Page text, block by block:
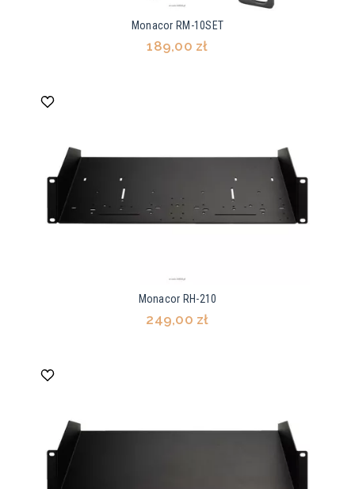
Monacor RM-10SET
189,00 zł
Monacor RH-210
249,00 zł